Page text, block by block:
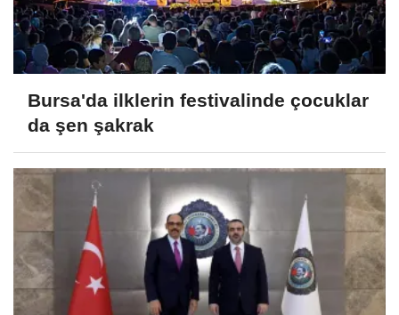
Bursa'da ilklerin festivalinde çocuklar
da şen şakrak